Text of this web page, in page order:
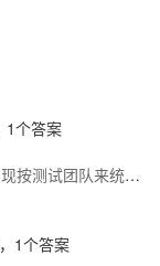
1个答案
测试人员分为三个团队，通过什么字段设置来实现按测试团队来统计缺陷
1个答案